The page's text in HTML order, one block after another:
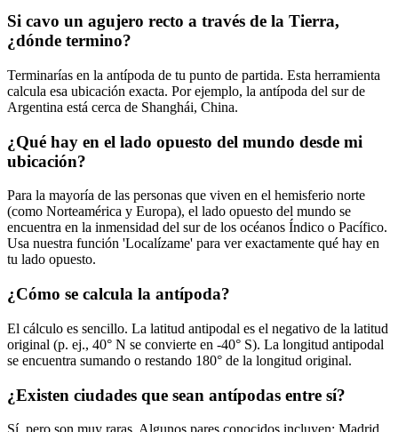
Si cavo un agujero recto a través de la Tierra,
¿dónde termino?
Terminarías en la antípoda de tu punto de partida. Esta herramienta
calcula esa ubicación exacta. Por ejemplo, la antípoda del sur de
Argentina está cerca de Shanghái, China.
¿Qué hay en el lado opuesto del mundo desde mi
ubicación?
Para la mayoría de las personas que viven en el hemisferio norte
(como Norteamérica y Europa), el lado opuesto del mundo se
encuentra en la inmensidad del sur de los océanos Índico o Pacífico.
Usa nuestra función 'Localízame' para ver exactamente qué hay en
tu lado opuesto.
¿Cómo se calcula la antípoda?
El cálculo es sencillo. La latitud antipodal es el negativo de la latitud
original (p. ej., 40° N se convierte en -40° S). La longitud antipodal
se encuentra sumando o restando 180° de la longitud original.
¿Existen ciudades que sean antípodas entre sí?